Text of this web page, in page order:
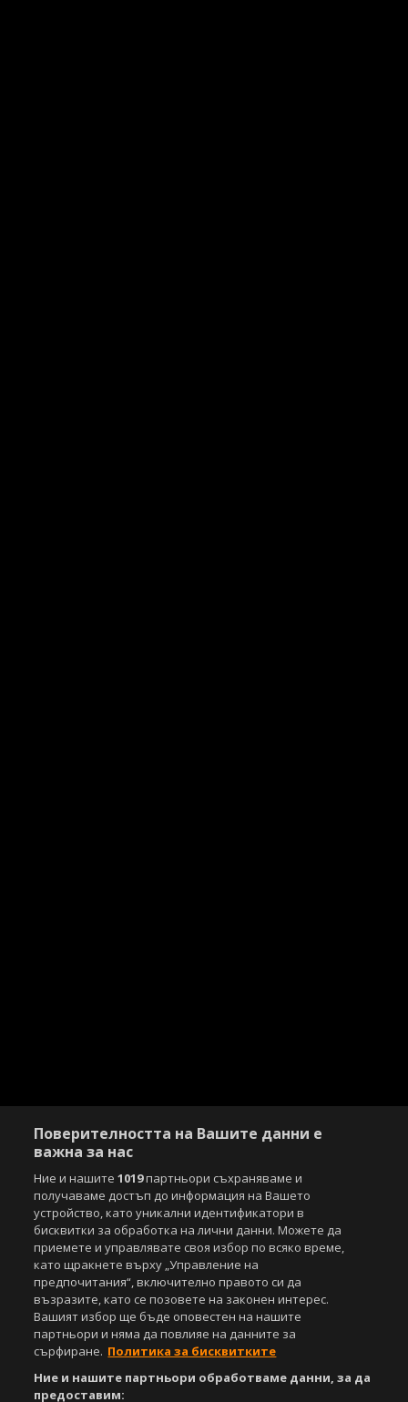
Поверителността на Вашите данни е
важна за нас
Ние и нашите1019партньори съхраняваме и
получаваме достъп до информация на Вашето
устройство, като уникални идентификатори в
бисквитки за обработка на лични данни. Можете да
приемете и управлявате своя избор по всяко време,
като щракнете върху „Управление на
предпочитания“, включително правото си да
възразите, като се позовете на законен интерес.
Вашият избор ще бъде оповестен на нашите
партньори и няма да повлияе на данните за
сърфиране. Политика за бисквитките
Ние и нашите партньори обработваме данни, за да
предоставим: